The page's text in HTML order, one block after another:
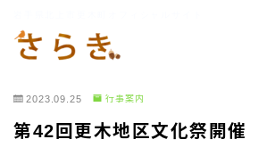
MENU
HOME
2023.09.25 行事案内
第42回更木地区文化祭開催